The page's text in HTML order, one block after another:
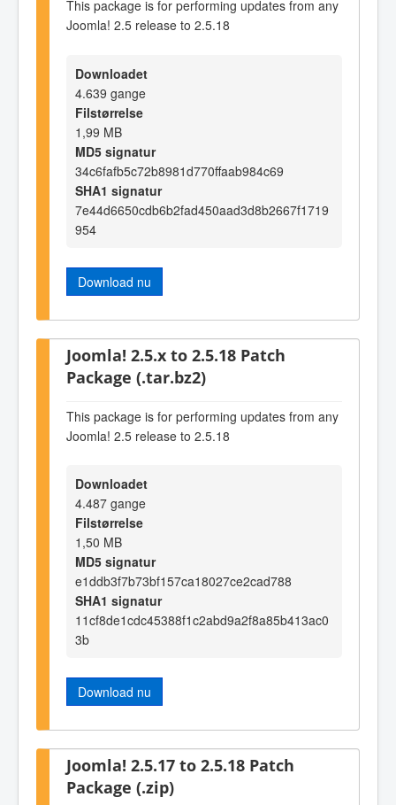
This package is for performing updates from any
Joomla! 2.5 release to 2.5.18
Downloadet
4.639 gange
Filstørrelse
1,99 MB
MD5 signatur
34c6fafb5c72b8981d770ffaab984c69
SHA1 signatur
7e44d6650cdb6b2fad450aad3d8b2667f1719
954
Download nu
Joomla! 2.5.x to 2.5.18 Patch
Package (.tar.bz2)
This package is for performing updates from any
Joomla! 2.5 release to 2.5.18
Downloadet
4.487 gange
Filstørrelse
1,50 MB
MD5 signatur
e1ddb3f7b73bf157ca18027ce2cad788
SHA1 signatur
11cf8de1cdc45388f1c2abd9a2f8a85b413ac0
3b
Download nu
Joomla! 2.5.17 to 2.5.18 Patch
Package (.zip)